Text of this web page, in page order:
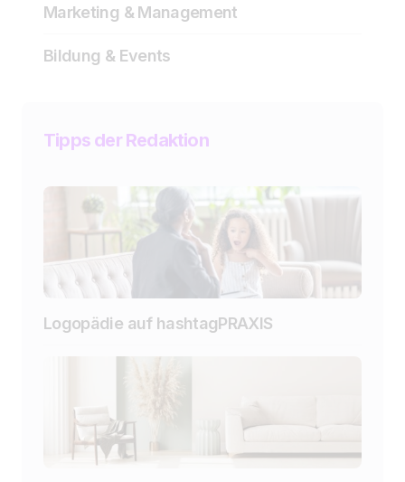
Marketing & Management
Bildung & Events
Tipps der Redaktion
Logopädie auf hashtagPRAXIS